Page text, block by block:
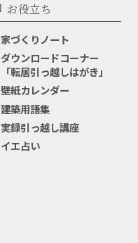
お役立ち
家づくりノート
ダウンロードコーナー
「転居引っ越しはがき」
壁紙カレンダー
建築用語集
実録引っ越し講座
イエ占い